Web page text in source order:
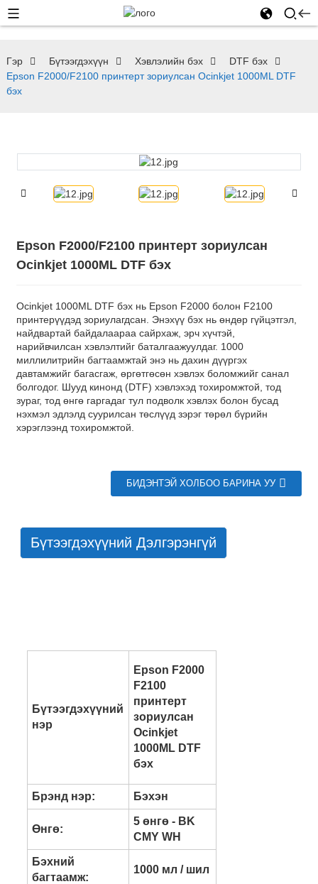
Гэр Бүтээгдэхүүн Хэвлэлийн бэх
DTF бэх
Epson F2000/F2100 принтерт зориулсан Ocinkjet 1000ML DTF
бэх
Epson F2000/F2100 принтерт зориулсан
Ocinkjet 1000ML DTF бэх
Ocinkjet 1000ML DTF бэх нь Epson F2000 болон F2100
принтерүүдэд зориулагдсан. Энэхүү бэх нь өндөр гүйцэтгэл,
найдвартай байдалаараа сайрхаж, эрч хүчтэй,
нарийвчилсан хэвлэлтийг баталгаажуулдаг. 1000
миллилитрийн багтаамжтай энэ нь дахин дүүргэх
давтамжийг багасгаж, өргөтгөсөн хэвлэх боломжийг санал
болгодог. Шууд кинонд (DTF) хэвлэхэд тохиромжтой, тод
зураг, тод өнгө гаргадаг тул подволк хэвлэх болон бусад
нэхмэл эдлэлд суурилсан төслүүд зэрэг төрөл бүрийн
хэрэглээнд тохиромжтой.
БИДЭНТЭЙ ХОЛБОО БАРИНА УУ
Бүтээгдэхүүний Дэлгэрэнгүй
Бүтээгдэхүүний
нэр
Epson F2000
F2100
принтерт
зориулсан
Ocinkjet
1000ML DTF
бэх
Брэнд нэр: Бэхэн
Өнгө:
5 өнгө - BK
CMY WH
Бэхний
багтаамж:
1000 мл / шил